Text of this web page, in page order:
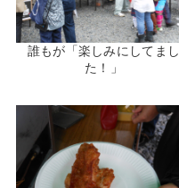
誰もが「楽しみにしてまし
た！」